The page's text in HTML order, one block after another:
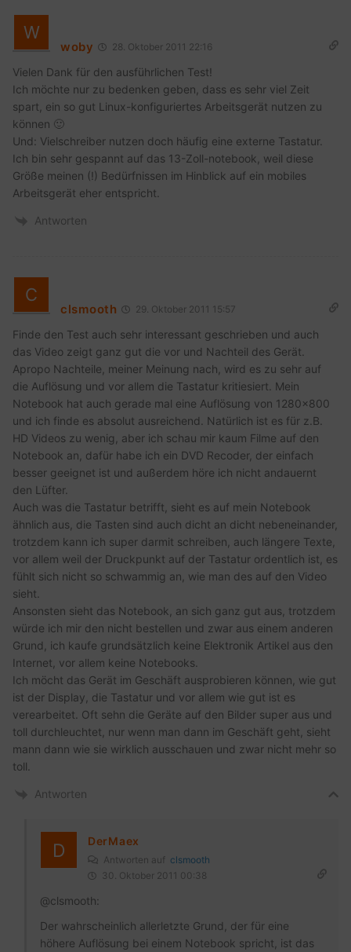
woby 28. Oktober 2011 22:16
Vielen Dank für den ausführlichen Test!
Ich möchte nur zu bedenken geben, dass es sehr viel Zeit
spart, ein so gut Linux-konfiguriertes Arbeitsgerät nutzen zu
können 🙂
Und: Vielschreiber nutzen doch häufig eine externe Tastatur.
Ich bin sehr gespannt auf das 13-Zoll-notebook, weil diese
Größe meinen (!) Bedürfnissen im Hinblick auf ein mobiles
Arbeitsgerät eher entspricht.
Antworten
clsmooth 29. Oktober 2011 15:57
Finde den Test auch sehr interessant geschrieben und auch
das Video zeigt ganz gut die vor und Nachteil des Gerät.
Apropo Nachteile, meiner Meinung nach, wird es zu sehr auf
die Auflösung und vor allem die Tastatur kritiesiert. Mein
Notebook hat auch gerade mal eine Auflösung von 1280×800
und ich finde es absolut ausreichend. Natürlich ist es für z.B.
HD Videos zu wenig, aber ich schau mir kaum Filme auf den
Notebook an, dafür habe ich ein DVD Recoder, der einfach
besser geeignet ist und außerdem höre ich nicht andauernt
den Lüfter.
Auch was die Tastatur betrifft, sieht es auf mein Notebook
ähnlich aus, die Tasten sind auch dicht an dicht nebeneinander,
trotzdem kann ich super darmit schreiben, auch längere Texte,
vor allem weil der Druckpunkt auf der Tastatur ordentlich ist, es
fühlt sich nicht so schwammig an, wie man des auf den Video
sieht.
Ansonsten sieht das Notebook, an sich ganz gut aus, trotzdem
würde ich mir den nicht bestellen und zwar aus einem anderen
Grund, ich kaufe grundsätzlich keine Elektronik Artikel aus den
Internet, vor allem keine Notebooks.
Ich möcht das Gerät im Geschäft ausprobieren können, wie gut
ist der Display, die Tastatur und vor allem wie gut ist es
verearbeitet. Oft sehn die Geräte auf den Bilder super aus und
toll durchleuchtet, nur wenn man dann im Geschäft geht, sieht
mann dann wie sie wirklich ausschauen und zwar nicht mehr so
toll.
Antworten
DerMaex
Antworten auf clsmooth
30. Oktober 2011 00:38
@clsmooth:
Der wahrscheinlich allerletzte Grund, der für eine
höhere Auflösung bei einem Notebook spricht, ist das